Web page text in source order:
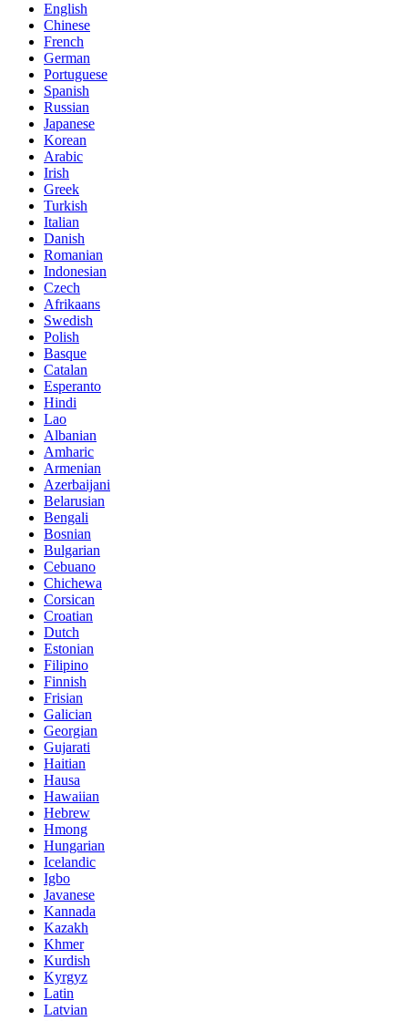
English
Chinese
French
German
Portuguese
Spanish
Russian
Japanese
Korean
Arabic
Irish
Greek
Turkish
Italian
Danish
Romanian
Indonesian
Czech
Afrikaans
Swedish
Polish
Basque
Catalan
Esperanto
Hindi
Lao
Albanian
Amharic
Armenian
Azerbaijani
Belarusian
Bengali
Bosnian
Bulgarian
Cebuano
Chichewa
Corsican
Croatian
Dutch
Estonian
Filipino
Finnish
Frisian
Galician
Georgian
Gujarati
Haitian
Hausa
Hawaiian
Hebrew
Hmong
Hungarian
Icelandic
Igbo
Javanese
Kannada
Kazakh
Khmer
Kurdish
Kyrgyz
Latin
Latvian